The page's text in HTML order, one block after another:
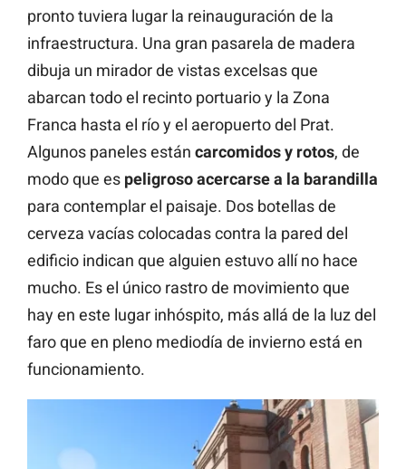
pronto tuviera lugar la reinauguración de la
infraestructura. Una gran pasarela de madera
dibuja un mirador de vistas excelsas que
abarcan todo el recinto portuario y la Zona
Franca hasta el río y el aeropuerto del Prat.
Algunos paneles están carcomidosy rotos, de
modo que es peligroso acercarse a la barandilla
para contemplar el paisaje. Dos botellas de
cerveza vacías colocadas contra la pared del
edificio indican que alguien estuvo allí no hace
mucho. Es el único rastro de movimiento que
hay en este lugar inhóspito, más allá de la luz del
faro que en pleno mediodía de invierno está en
funcionamiento.